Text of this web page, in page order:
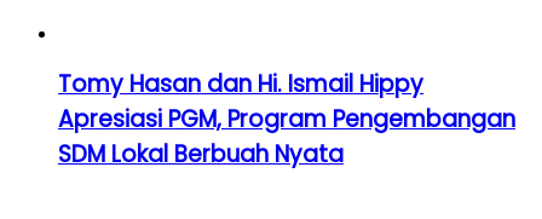
Tomy Hasan dan Hi. Ismail Hippy
Apresiasi PGM, Program Pengembangan
SDM Lokal Berbuah Nyata